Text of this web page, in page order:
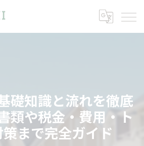
礎知識と流れを徹底
類や税金・費用・ト
まで完全ガイド